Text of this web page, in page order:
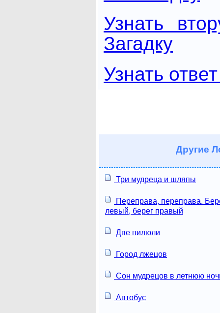
Узнать
Загадку
Узнать
Другие
Три мудреца и шляпы
Переправа, переправа.
левый, берег правый
Две пилюли
Город лжецов
Сон мудрецов в летнюю
Автобус